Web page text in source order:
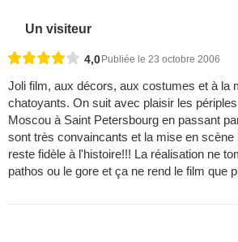
Un visiteur
4,0 Publiée le 23 octobre 2006
Joli film, aux décors, aux costumes et à la
chatoyants. On suit avec plaisir les
Moscou à Saint Petersbourg en passant
sont très convaincants et la mise en scène
reste fidèle à l'histoire!!! La réalisation ne
pathos ou le gore et ça ne rend le film que